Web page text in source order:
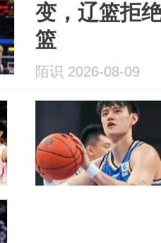
变，辽篮拒
篮
陌识 2026-08-09